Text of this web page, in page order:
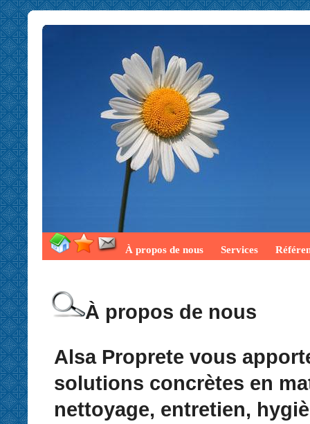
À propos de nous Services
À propos de nous
Alsa Proprete vous
solutions concrètes en
nettoyage, entretien,